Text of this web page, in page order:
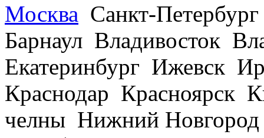
Москва Санкт-
Барнаул Владивосток
Екатеринбург Ижевск
Краснодар Красноярск
челны Нижний